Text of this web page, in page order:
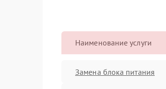
Наименование услуги
Замена блока питания